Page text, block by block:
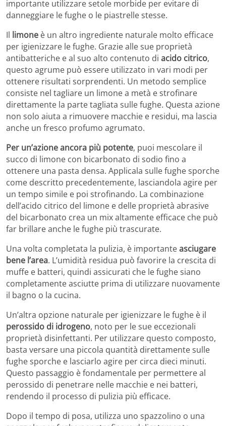
importante utilizzare setole morbide per evitare di
danneggiare le fughe o le piastrelle stesse.
Il limone è un altro ingrediente naturale molto efficace
per igienizzare le fughe. Grazie alle sue proprietà
antibatteriche e al suo alto contenuto di acido citrico,
questo agrume può essere utilizzato in vari modi per
ottenere risultati sorprendenti. Un metodo semplice
consiste nel tagliare un limone a metà e strofinare
direttamente la parte tagliata sulle fughe. Questa azione
non solo aiuta a rimuovere macchie e residui, ma lascia
anche un fresco profumo agrumato.
Per un’azione ancora più potente, puoi mescolare il
succo di limone con bicarbonato di sodio fino a
ottenere una pasta densa. Applicala sulle fughe sporche
come descritto precedentemente, lasciandola agire per
un tempo simile e poi strofinando. La combinazione
dell’acido citrico del limone e delle proprietà abrasive
del bicarbonato crea un mix altamente efficace che può
far brillare anche le fughe più trascurate.
Una volta completata la pulizia, è importanteasciugare
bene l’area. L’umidità residua può favorire la crescita di
muffe e batteri, quindi assicurati che le fughe siano
completamente asciutte prima di utilizzare nuovamente
il bagno o la cucina.
Un’altra opzione naturale per igienizzare le fughe è il
perossido di idrogeno, noto per le sue eccezionali
proprietà disinfettanti. Per utilizzare questo composto,
basta versare una piccola quantità direttamente sulle
fughe sporche e lasciarlo agire per circa dieci minuti.
Questo passaggio è fondamentale per permettere al
perossido di penetrare nelle macchie e nei batteri,
rendendo il processo di pulizia più efficace.
Dopo il tempo di posa, utilizza uno spazzolino o una